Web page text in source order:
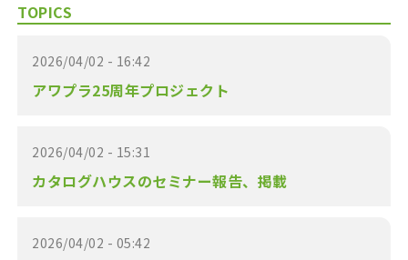
TOPICS
2026/04/02 - 16:42
アワプラ25周年プロジェクト
2026/04/02 - 15:31
カタログハウスのセミナー報告、掲載
2026/04/02 - 05:42